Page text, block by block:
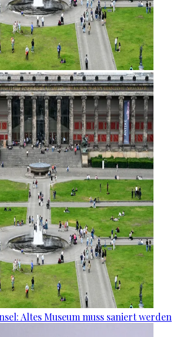
Altes Museum muss saniert werden